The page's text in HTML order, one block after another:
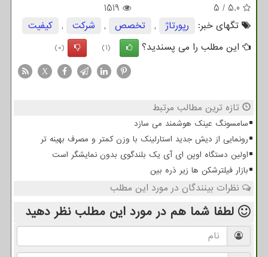
5.0
/
5
1519
تگهای خبر:
رپورتاژ , تخصص , شركت ,
كیفیت
این مطلب را می پسندید؟
(1)
(0)
X
تازه ترین مطالب مرتبط
سامسونگ عینک هوشمند می سازد
رونمایی از دیش جدید استارلینک با وزن کمتر و مصرف بهینه تر
اولین دستگاه اوپن ای آی یک بلندگوی بدون نمایشگر است
بازار فیلترشکن ها زیر ذره بین
نظرات بینندگان در مورد این مطلب
لطفا شما هم در مورد این مطلب نظر دهید